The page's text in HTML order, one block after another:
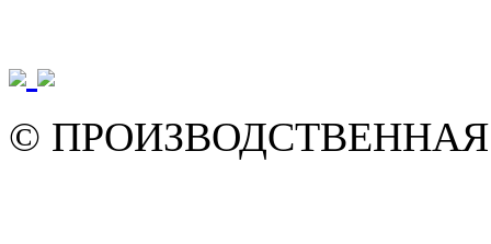
©